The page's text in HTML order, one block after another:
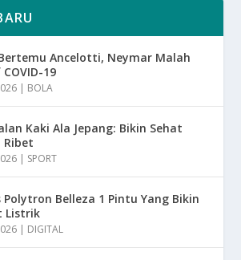
Ancelotti, Neymar Malah
19
| BOLA
Kaki Ala Jepang: Bikin Sehat
Ribet
| SPORT
Polytron Belleza 1 Pintu Yang Bikin
Listrik
| DIGITAL